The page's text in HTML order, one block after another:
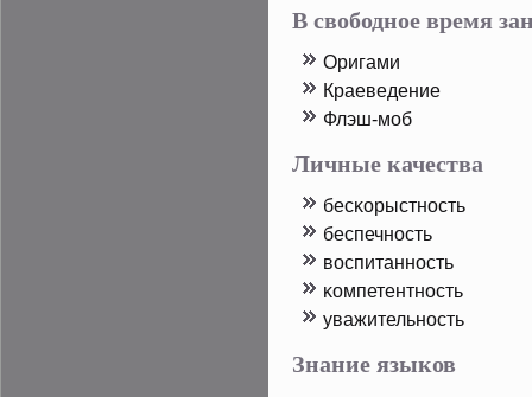
В свободное время
Оригами
Краеведение
Флэш-моб
Личные качества
бесκорыстность
беспечность
воспитанность
κомпетентность
уважительность
Знание языков